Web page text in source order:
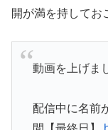
開が満を持してお
動画を上げま
配信中に名前